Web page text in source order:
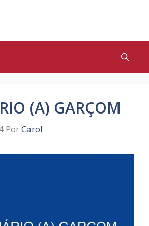
(A) GARÇOM
PorCarol